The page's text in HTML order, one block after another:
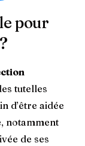
pour
tutelles
d’être aidée
notamment
de ses